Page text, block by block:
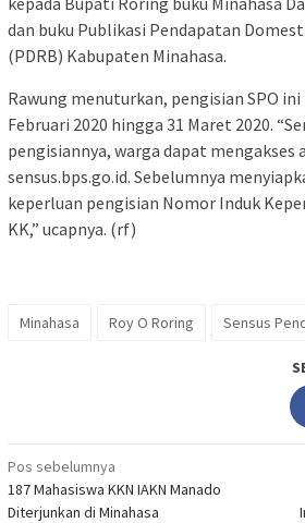
dan buku Publikasi Pendapatan
(PDRB) Kabupaten Minahasa.
Rawung menuturkan, pengisian SPO
Februari 2020 hingga 31 Maret 2020.
pengisiannya, warga dapat mengakses
sensus.bps.go.id. Sebelumnya
keperluan pengisian Nomor Induk
KK,” ucapnya. (rf)
Minahasa Roy O Roring Sensus
Navigasi
pos
Pos sebelumnya
187 Mahasiswa KKN IAKN Manado
Diterjunkan di Minahasa